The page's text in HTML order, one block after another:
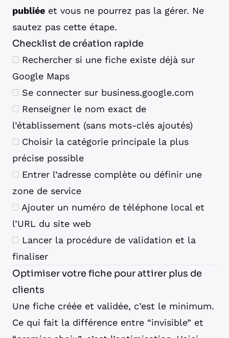
publiée et vous ne pourrez pas la gérer. Ne
sautez pas cette étape.
Checklist de création rapide
Rechercher si une fiche existe déjà sur
Google Maps
Se connecter sur business.google.com
Renseigner le nom exact de
l’établissement (sans mots-clés ajoutés)
Choisir la catégorie principale la plus
précise possible
Entrer l’adresse complète ou définir une
zone de service
Ajouter un numéro de téléphone local et
l’URL du site web
Lancer la procédure de validation et la
finaliser
Optimiser votre fiche pour attirer plus de
clients
Une fiche créée et validée, c’est le minimum.
Ce qui fait la différence entre “invisible” et